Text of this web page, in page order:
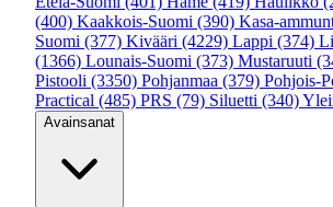
(400) Kaakkois-Suomi (390) Kasa-
Suomi (377) Kivääri (4229) Lappi (374)
(1366) Lounais-Suomi (373) Mustaruuti
Pistooli (3350) Pohjanmaa (379) Pohjois-
Practical (485) PRS (79) Siluetti (340)
Avainsanat